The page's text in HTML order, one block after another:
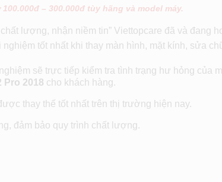
– 300.000đ tùy hãng và model máy.
lượng, nhận niềm tin” Viettopcare đã và đang
tốt nhất khi thay màn hình, mặt kính, sửa
sẽ trực tiếp kiểm tra tình trạng hư hỏng của
Pro 2018 cho khách hàng.
thay thế tốt nhất trên thị trường hiện nay.
đảm bảo quy trình chất lượng.